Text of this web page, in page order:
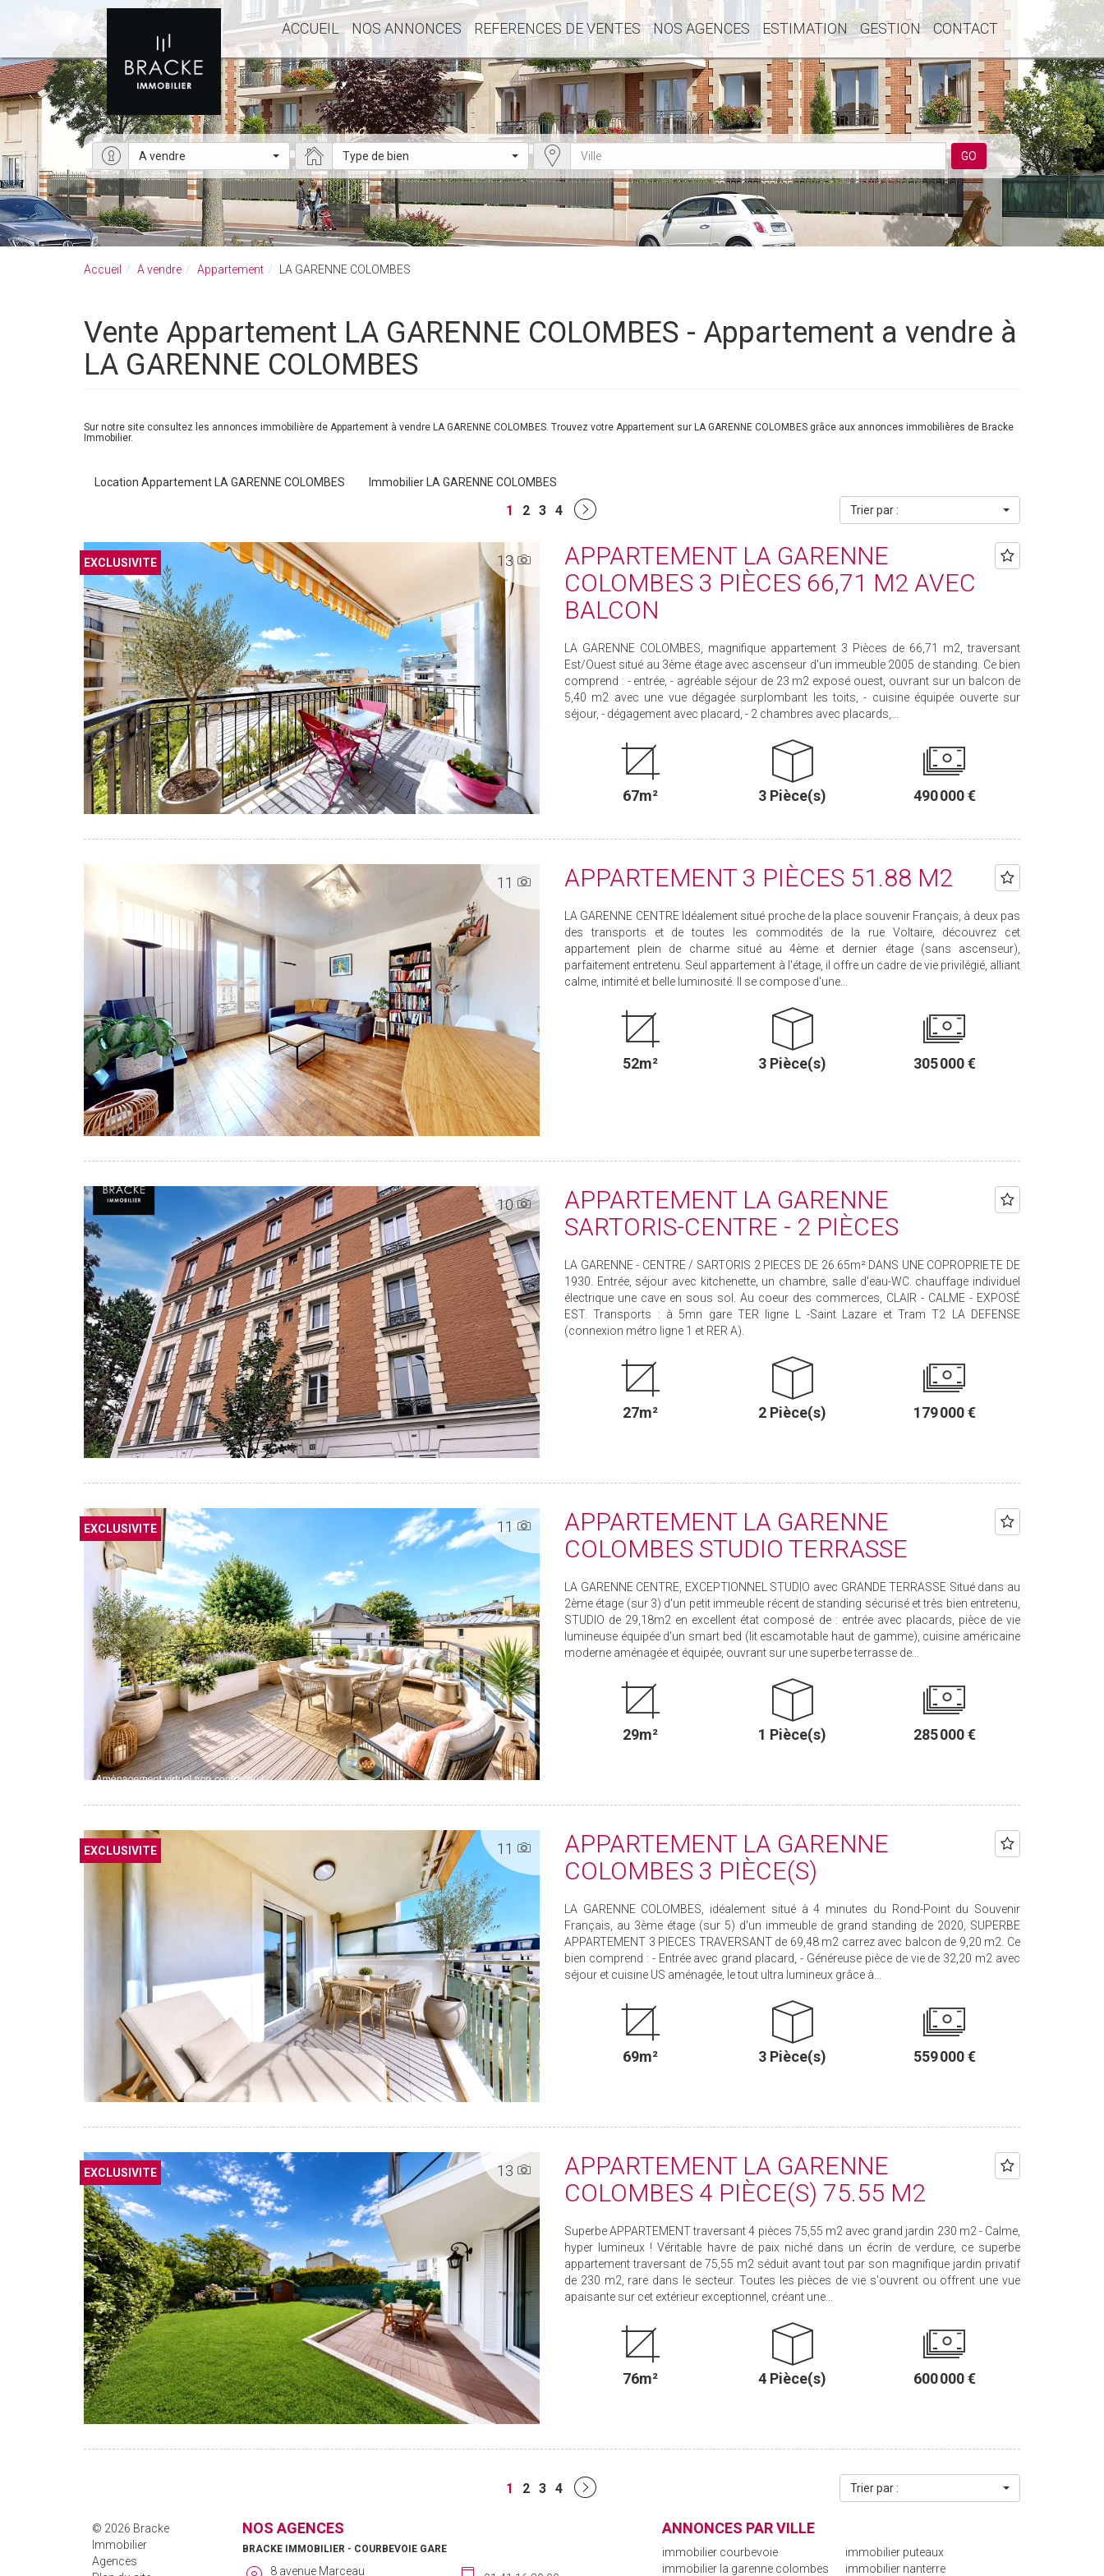
ACCUEIL NOS ANNONCES REFERENCES DE VENTES NOS AGENCES ESTIMATION GESTION CONTACT
A vendre Type de bien GO
Accueil A vendre Appartement LA GARENNE COLOMBES
Vente Appartement LA GARENNE COLOMBES - Appartement a vendre à
LA GARENNE COLOMBES
Sur notre site consultez les annonces immobilière de Appartement à vendre LA GARENNE COLOMBES. Trouvez votre Appartement sur LA GARENNE COLOMBES grâce aux annonces immobilières de Bracke
Immobilier.
Location Appartement LA GARENNE COLOMBES Immobilier LA GARENNE COLOMBES
1 2 3 4 Trier par :
13
EXCLUSIF
EXCLUSIVITE
APPARTEMENT LA GARENNE
COLOMBES 3 PIÈCES 66,71 M2 AVEC
BALCON
LA GARENNE COLOMBES, magnifique appartement 3 Pièces de 66,71 m2, traversant
Est/Ouest situé au 3ème étage avec ascenseur d'un immeuble 2005 de standing. Ce bien
comprend : - entrée, - agréable séjour de 23 m2 exposé ouest, ouvrant sur un balcon de
5,40 m2 avec une vue dégagée surplombant les toits, - cuisine équipée ouverte sur
séjour, - dégagement avec placard, - 2 chambres avec placards,...
67m² 3 Pièce(s) 490 000 €
11 APPARTEMENT 3 PIÈCES 51.88 M2
LA GARENNE CENTRE Idéalement situé proche de la place souvenir Français, à deux pas
des transports et de toutes les commodités de la rue Voltaire, découvrez cet
appartement plein de charme situé au 4ème et dernier étage (sans ascenseur),
parfaitement entretenu. Seul appartement à l'étage, il offre un cadre de vie privilégié, alliant
calme, intimité et belle luminosité. Il se compose d'une...
52m² 3 Pièce(s) 305 000 €
10
APPARTEMENT LA GARENNE
SARTORIS-CENTRE - 2 PIÈCES
LA GARENNE - CENTRE / SARTORIS 2 PIECES DE 26.65m² DANS UNE COPROPRIETE DE
1930. Entrée, séjour avec kitchenette, un chambre, salle d'eau-WC. chauffage individuel
électrique une cave en sous sol. Au coeur des commerces, CLAIR - CALME - EXPOSÉ
EST. Transports : à 5mn gare TER ligne L -Saint Lazare et Tram T2 LA DEFENSE
(connexion métro ligne 1 et RER A).
27m² 2 Pièce(s) 179 000 €
11
EXCLUSIVITE
APPARTEMENT LA GARENNE
COLOMBES STUDIO TERRASSE
LA GARENNE CENTRE, EXCEPTIONNEL STUDIO avec GRANDE TERRASSE Situé dans au
2ème étage (sur 3) d'un petit immeuble récent de standing sécurisé et très bien entretenu,
STUDIO de 29,18m2 en excellent état composé de : entrée avec placards, pièce de vie
lumineuse équipée d'un smart bed (lit escamotable haut de gamme), cuisine américaine
moderne aménagée et équipée, ouvrant sur une superbe terrasse de...
29m² 1 Pièce(s) 285 000 €
11
EXCLUSIVITE
APPARTEMENT LA GARENNE
COLOMBES 3 PIÈCE(S)
LA GARENNE COLOMBES, idéalement situé à 4 minutes du Rond-Point du Souvenir
Français, au 3ème étage (sur 5) d'un immeuble de grand standing de 2020, SUPERBE
APPARTEMENT 3 PIECES TRAVERSANT de 69,48 m2 carrez avec balcon de 9,20 m2. Ce
bien comprend : - Entrée avec grand placard, - Généreuse pièce de vie de 32,20 m2 avec
séjour et cuisine US aménagée, le tout ultra lumineux grâce à...
69m² 3 Pièce(s) 559 000 €
13
EXCLUSIVITE
APPARTEMENT LA GARENNE
COLOMBES 4 PIÈCE(S) 75.55 M2
Superbe APPARTEMENT traversant 4 pièces 75,55 m2 avec grand jardin 230 m2 - Calme,
hyper lumineux ! Véritable havre de paix niché dans un écrin de verdure, ce superbe
appartement traversant de 75,55 m2 séduit avant tout par son magnifique jardin privatif
de 230 m2, rare dans le secteur. Toutes les pièces de vie s'ouvrent ou offrent une vue
apaisante sur cet extérieur exceptionnel, créant une...
76m² 4 Pièce(s) 600 000 €
1 2 3 4 Trier par :
© 2026 Bracke
Immobilier
Agences
NOS AGENCES
BRACKE IMMOBILIER - COURBEVOIE GARE
8 avenue Marceau
ANNONCES PAR VILLE
immobilier courbevoie
immobilier la garenne colombes
immobilier puteaux
immobilier nanterre